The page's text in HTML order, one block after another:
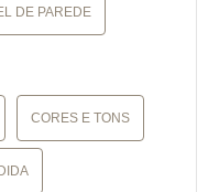
DE PAREDE
CORES E TONS